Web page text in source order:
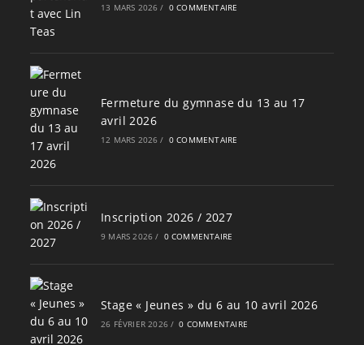
13 MARS 2026 / 0 COMMENTAIRE
Fermeture du gymnase du 13 au 17
avril 2026
12 MARS 2026 / 0 COMMENTAIRE
Inscription 2026 / 2027
9 MARS 2026 / 0 COMMENTAIRE
Stage « Jeunes » du 6 au 10 avril 2026
26 FÉVRIER 2026 / 0 COMMENTAIRE